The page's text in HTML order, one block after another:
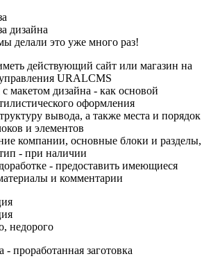
дизайна
делали это уже много раз!
действующий сайт или магазин на
URALCMS
макетом дизайна - как основой
оформления
вывода, а также места и порядок
и элементов
компании, основные блоки и разделы,
- при наличии
- предоставить имеющиеся
и комментарии
недорого
- проработанная заготовка